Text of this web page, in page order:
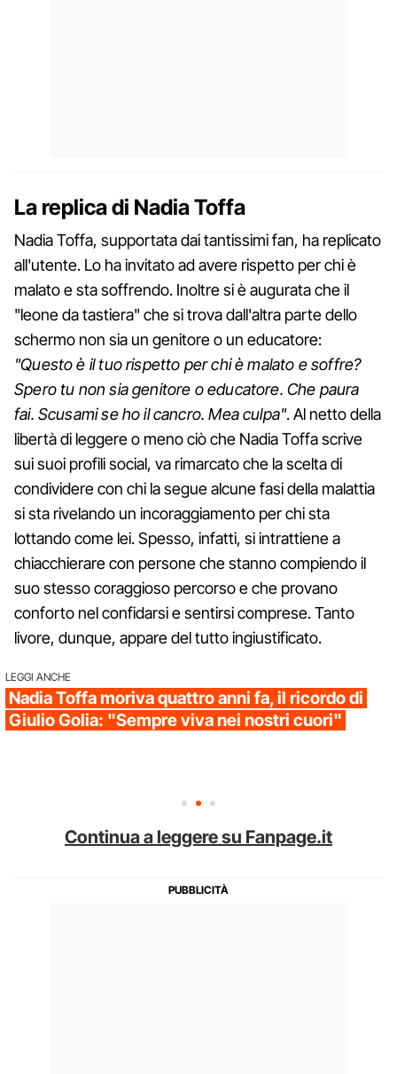
La replica di Nadia Toffa
Nadia Toffa, supportata dai tantissimi fan, ha replicato
all'utente. Lo ha invitato ad avere rispetto per chi è
malato e sta soffrendo. Inoltre si è augurata che il
"leone da tastiera" che si trova dall'altra parte dello
schermo non sia un genitore o un educatore:
"Questo è il tuo rispetto per chi è malato e soffre?
Spero tu non sia genitore o educatore. Che paura
fai. Scusami se ho il cancro. Mea culpa". Al netto della
libertà di leggere o meno ciò che Nadia Toffa scrive
sui suoi profili social, va rimarcato che la scelta di
condividere con chi la segue alcune fasi della malattia
si sta rivelando un incoraggiamento per chi sta
lottando come lei. Spesso, infatti, si intrattiene a
chiacchierare con persone che stanno compiendo il
suo stesso coraggioso percorso e che provano
conforto nel confidarsi e sentirsi comprese. Tanto
livore, dunque, appare del tutto ingiustificato.
LEGGI ANCHE
Nadia Toffa moriva quattro anni fa, il ricordo di
Giulio Golia: "Sempre viva nei nostri cuori"
Continua a leggere su Fanpage.it